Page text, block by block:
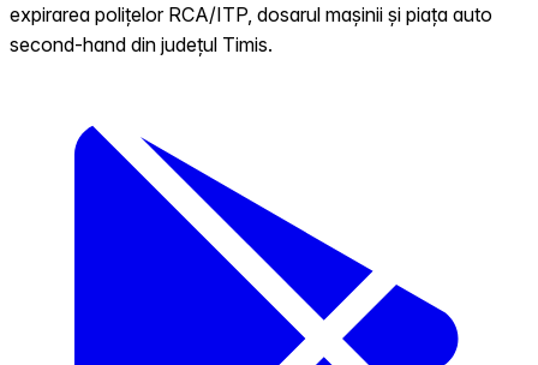
expirarea polițelor RCA/ITP, dosarul mașinii și piața auto
second-hand din județul Timis.